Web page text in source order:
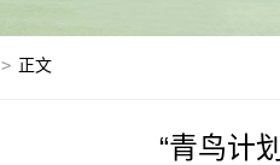
> 正文
“青鸟计